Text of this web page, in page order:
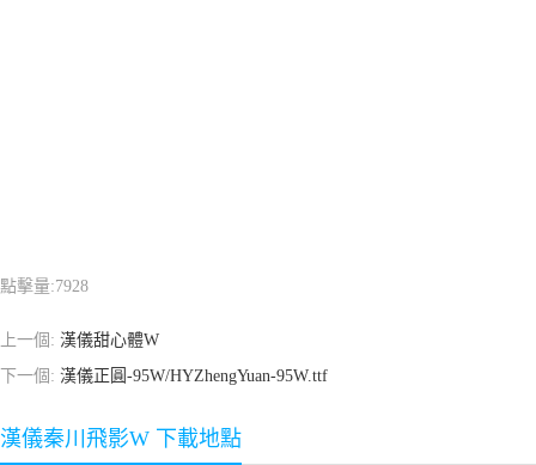
點擊量:7928
上一個: 漢儀甜心體W
下一個: 漢儀正圓-95W/HYZhengYuan-95W.ttf
漢儀秦川飛影W 下載地點